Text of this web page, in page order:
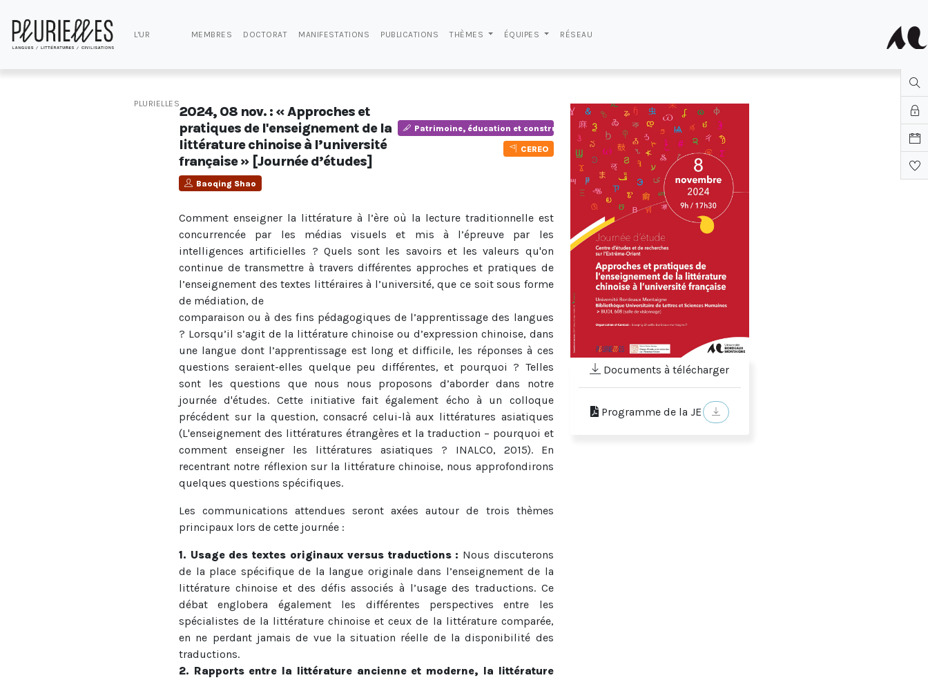
L'UR
PLURIELLES
MEMBRES DOCTORAT MANIFESTATIONS PUBLICATIONS THÈMES ÉQUIPES RÉSEAU
2024, 08 nov. : « Approches et
pratiques de l'enseignement de la
littérature chinoise à l’université
française » [Journée d’études]
Baoqing Shao
Patrimoine, éducation et construction des identités
CEREO
Comment enseigner la littérature à l’ère où la lecture traditionnelle est
concurrencée par les médias visuels et mis à l’épreuve par les
intelligences artificielles ? Quels sont les savoirs et les valeurs qu'on
continue de transmettre à travers différentes approches et pratiques de
l’enseignement des textes littéraires à l’université, que ce soit sous forme
de médiation, de
comparaison ou à des fins pédagogiques de l’apprentissage des langues
? Lorsqu’il s’agit de la littérature chinoise ou d’expression chinoise, dans
une langue dont l’apprentissage est long et difficile, les réponses à ces
questions seraient-elles quelque peu différentes, et pourquoi ? Telles
sont les questions que nous nous proposons d’aborder dans notre
journée d'études. Cette initiative fait également écho à un colloque
précédent sur la question, consacré celui-là aux littératures asiatiques
(L'enseignement des littératures étrangères et la traduction – pourquoi et
comment enseigner les littératures asiatiques ? INALCO, 2015). En
recentrant notre réflexion sur la littérature chinoise, nous approfondirons
quelques questions spécifiques.
Les communications attendues seront axées autour de trois thèmes
principaux lors de cette journée :
1. Usage des textes originaux versus traductions : Nous discuterons
de la place spécifique de la langue originale dans l’enseignement de la
littérature chinoise et des défis associés à l’usage des traductions. Ce
débat englobera également les différentes perspectives entre les
spécialistes de la littérature chinoise et ceux de la littérature comparée,
en ne perdant jamais de vue la situation réelle de la disponibilité des
traductions.
2. Rapports entre la littérature ancienne et moderne, la littérature
Documents à télécharger
Programme de la JE